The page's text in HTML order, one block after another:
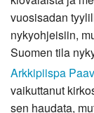
vuosisadan
nykyohjeisiin,
Suomen tila
Arkkipiispa
vaikuttanut
sen haudata,